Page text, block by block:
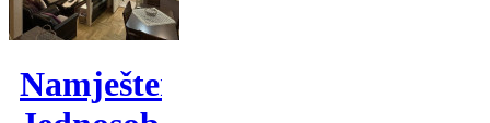
Namješten